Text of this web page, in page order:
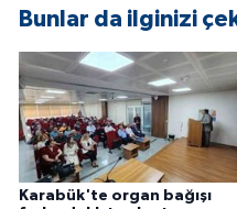
Bunlar da ilginizi
Karabük'te organ bağışı